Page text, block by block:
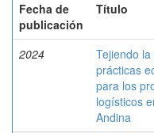
Fecha de
publicación
Título
2024
Tejiendo
prácticas
para los
logísticos
Andina